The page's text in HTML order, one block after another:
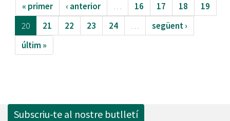
« primer ‹ anterior … 16 17 18
19
20
21 22 23 24 …
següent ›
últim »
Subscriu-te al nostre butlletí